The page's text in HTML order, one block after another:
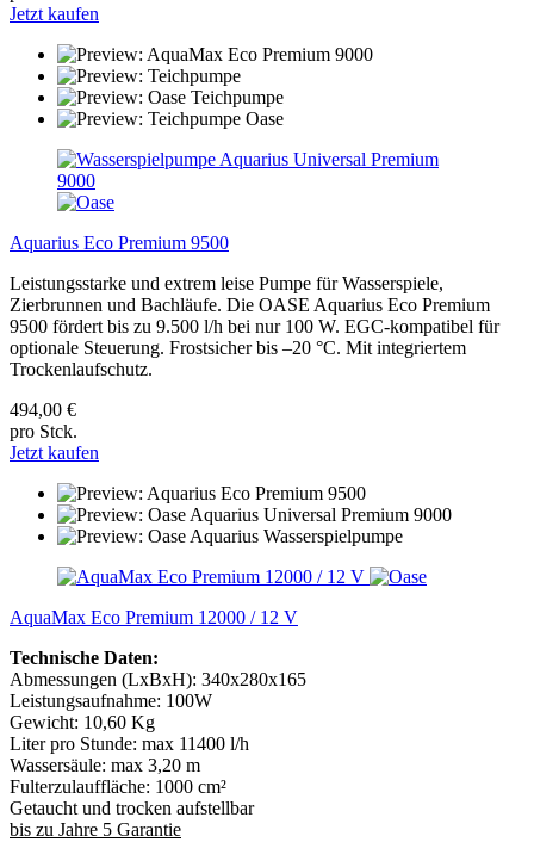
Jetzt kaufen
Aquarius Eco Premium 9500
Leistungsstarke und extrem leise Pumpe für Wasserspiele,
Zierbrunnen und Bachläufe. Die OASE Aquarius Eco Premium
9500 fördert bis zu 9.500 l/h bei nur 100 W. EGC-kompatibel für
optionale Steuerung. Frostsicher bis –20 °C. Mit integriertem
Trockenlaufschutz.
494,00 €
pro Stck.
Jetzt kaufen
AquaMax Eco Premium 12000 / 12 V
Technische Daten:
Abmessungen (LxBxH): 340x280x165
Leistungsaufnahme: 100W
Gewicht: 10,60 Kg
Liter pro Stunde: max 11400 l/h
Wassersäule: max 3,20 m
Fulterzulauffläche: 1000 cm²
Getaucht und trocken aufstellbar
bis zu Jahre 5 Garantie